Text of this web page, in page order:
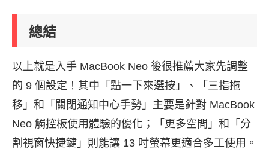
總結
以上就是入手 MacBook Neo 後很推薦大家先調整
的 9 個設定！其中「點一下來選按」、「三指拖
移」和「關閉通知中心手勢」主要是針對 MacBook
Neo 觸控板使用體驗的優化；「更多空間」和「分
割視窗快捷鍵」則能讓 13 吋螢幕更適合多工使用。